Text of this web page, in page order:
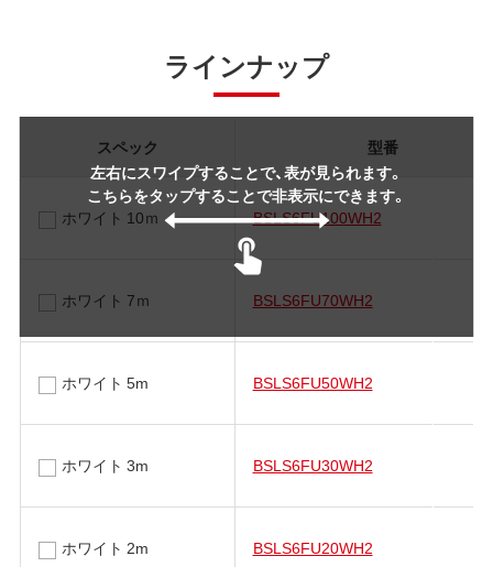
ラインナップ
左右にスワイプすることで、表が見られます。
こちらをタップすることで非表示にできます。
スペック 型番
ホワイト 10ｍ BSLS6FU100WH2
ホワイト 7ｍ BSLS6FU70WH2
ホワイト 5m BSLS6FU50WH2
ホワイト 3m BSLS6FU30WH2
ホワイト 2m BSLS6FU20WH2